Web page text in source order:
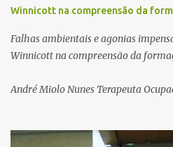
Winnicott na compreensão da
Falhas ambientais e agonias
Winnicott na compreensão da
André Miolo Nunes Terapeuta